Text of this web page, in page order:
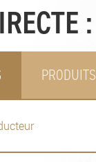
:
PRODUITS